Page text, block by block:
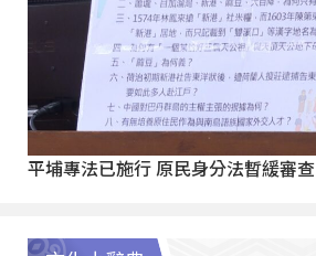
平埔專法已施行 原民身分法暫緩審查